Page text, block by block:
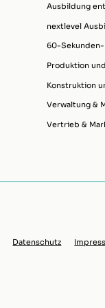
Ausbildung
nextlevel
60-
Produktion
Konstruktion
Verwaltung &
Vertrieb &
Datenschutz